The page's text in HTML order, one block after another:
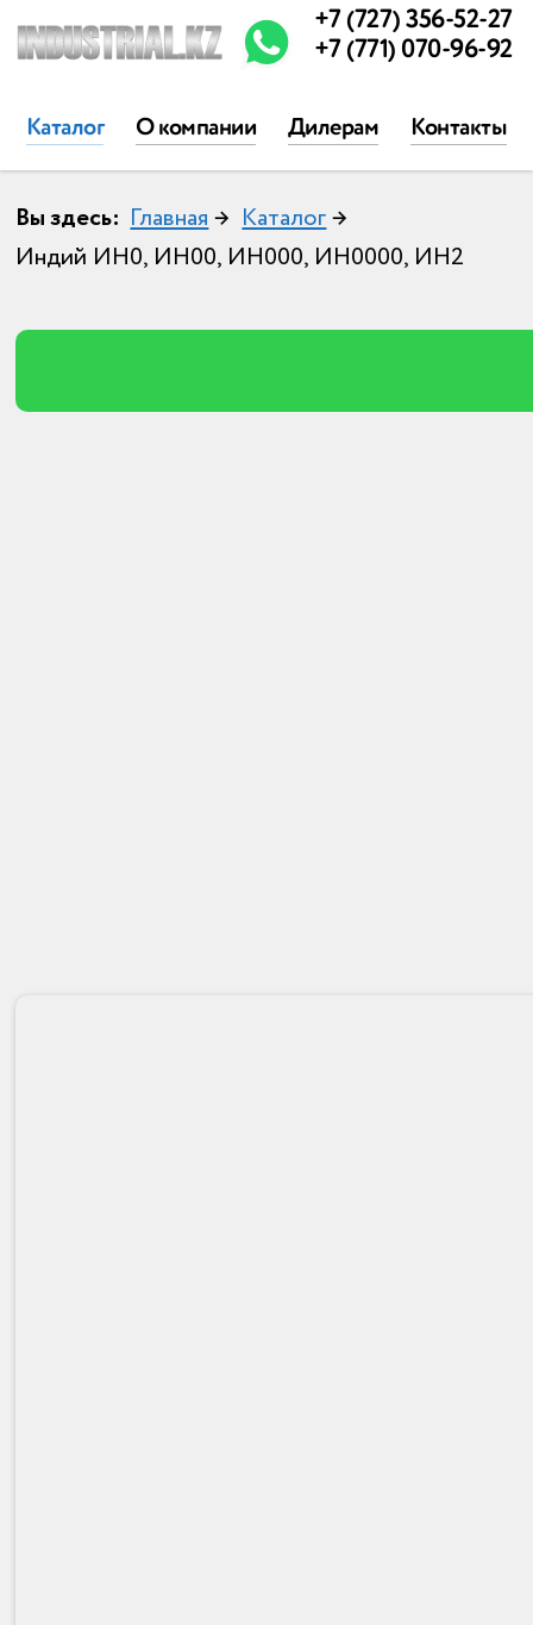
Каталог О компании Дилерам Контакты
+7 (727) 356-52-27
+7 (771) 070-96-92
Вы здесь: Главная → Каталог→
Индий ИН0, ИН00, ИН000, ИН0000, ИН2